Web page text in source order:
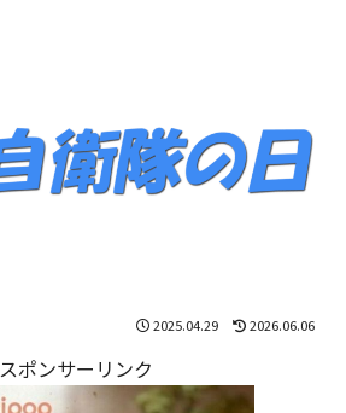
2025.04.29 2026.06.06
スポンサーリンク